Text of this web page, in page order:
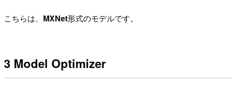
こちらは、 MXNet形式のモデルです。
3 Model Optimizer